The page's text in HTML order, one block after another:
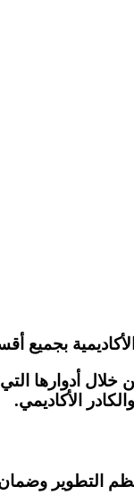
بجميع
خلال أدوارها
الأكاديمي.
التطوير